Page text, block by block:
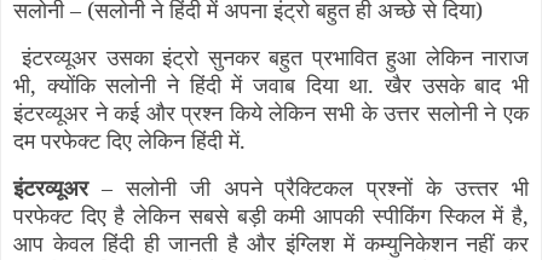
सलोनी – (सलोनी ने हिंदी में अपना इंट्रो बहुत ही अच्छे से दिया)
इंटरव्यूअर उसका इंट्रो सुनकर बहुत प्रभावित हुआ लेकिन नाराज
भी, क्योंकि सलोनी ने हिंदी में जवाब दिया था. खैर उसके बाद भी
इंटरव्यूअर ने कई और प्रश्न किये लेकिन सभी के उत्तर सलोनी ने एक
दम परफेक्ट दिए लेकिन हिंदी में.
इंटरव्यूअर– सलोनी जी अपने प्रैक्टिकल प्रश्नों के उत्त्तर भी
परफेक्ट दिए है लेकिन सबसे बड़ी कमी आपकी स्पीकिंग स्किल में है,
आप केवल हिंदी ही जानती है और इंग्लिश में कम्युनिकेशन नहीं कर